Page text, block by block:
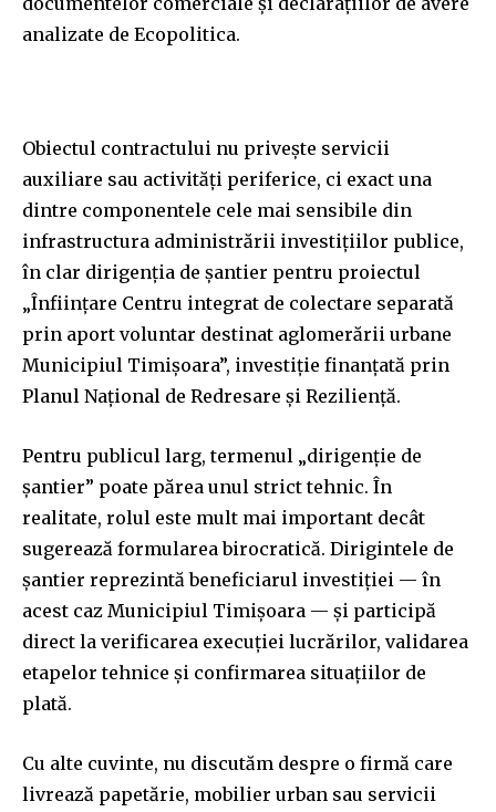
analizate de Ecopolitica.
Obiectul contractului nu privește servicii
auxiliare sau activități periferice, ci exact una
dintre componentele cele mai sensibile din
infrastructura administrării investițiilor publice,
în clar dirigenția de șantier pentru proiectul
„Înființare Centru integrat de colectare separată
prin aport voluntar destinat aglomerării urbane
Municipiul Timișoara”, investiție finanțată prin
Planul Național de Redresare și Reziliență.
Pentru publicul larg, termenul „dirigenție de
șantier” poate părea unul strict tehnic. În
realitate, rolul este mult mai important decât
sugerează formularea birocratică. Dirigintele de
șantier reprezintă beneficiarul investiției — în
acest caz Municipiul Timișoara — și participă
direct la verificarea execuției lucrărilor, validarea
etapelor tehnice și confirmarea situațiilor de
plată.
Cu alte cuvinte, nu discutăm despre o firmă care
livrează papetărie, mobilier urban sau servicii